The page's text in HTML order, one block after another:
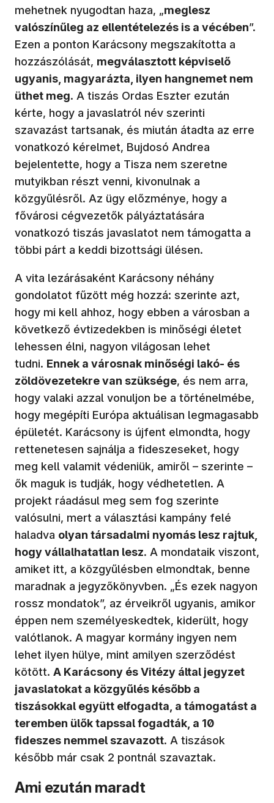
mehetnek nyugodtan haza, „meglesz
valószínűleg az ellentételezés is a vécében”.
Ezen a ponton Karácsony megszakította a
hozzászólását, megválasztott képviselő
ugyanis, magyarázta, ilyen hangnemet nem
üthet meg. A tiszás Ordas Eszter ezután
kérte, hogy a javaslatról név szerinti
szavazást tartsanak, és miután átadta az erre
vonatkozó kérelmet, Bujdosó Andrea
bejelentette, hogy a Tisza nem szeretne
mutyikban részt venni, kivonulnak a
közgyűlésről. Az ügy előzménye, hogy a
fővárosi cégvezetők pályáztatására
vonatkozó tiszás javaslatot nem támogatta a
többi párt a keddi bizottsági ülésen.
A vita lezárásaként Karácsony néhány
gondolatot fűzött még hozzá: szerinte azt,
hogy mi kell ahhoz, hogy ebben a városban a
következő évtizedekben is minőségi életet
lehessen élni, nagyon világosan lehet
tudni. Ennek a városnak minőségi lakó- és
zöldövezetekre van szüksége, és nem arra,
hogy valaki azzal vonuljon be a történelmébe,
hogy megépíti Európa aktuálisan legmagasabb
épületét. Karácsony is újfent elmondta, hogy
rettenetesen sajnálja a fideszeseket, hogy
meg kell valamit védeniük, amiről – szerinte –
ők maguk is tudják, hogy védhetetlen. A
projekt ráadásul meg sem fog szerinte
valósulni, mert a választási kampány felé
haladva olyan társadalmi nyomás lesz rajtuk,
hogy vállalhatatlan lesz. A mondataik viszont,
amiket itt, a közgyűlésben elmondtak, benne
maradnak a jegyzőkönyvben. „És ezek nagyon
rossz mondatok”, az érveikről ugyanis, amikor
éppen nem személyeskedtek, kiderült, hogy
valótlanok. A magyar kormány ingyen nem
lehet ilyen hülye, mint amilyen szerződést
kötött. A Karácsony és Vitézy által jegyzet
javaslatokat a közgyűlés később a
tiszásokkal együtt elfogadta, a támogatást a
teremben ülők tapssal fogadták, a 10
fideszes nemmel szavazott. A tiszások
később már csak 2 pontnál szavaztak.
Ami ezután maradt